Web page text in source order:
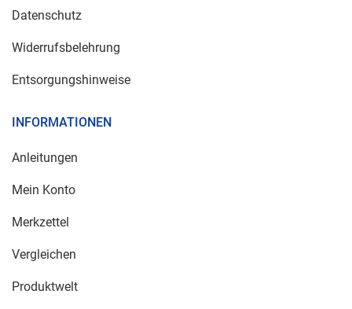
Datenschutz
Widerrufsbelehrung
Entsorgungshinweise
INFORMATIONEN
Anleitungen
Mein Konto
Merkzettel
Vergleichen
Produktwelt